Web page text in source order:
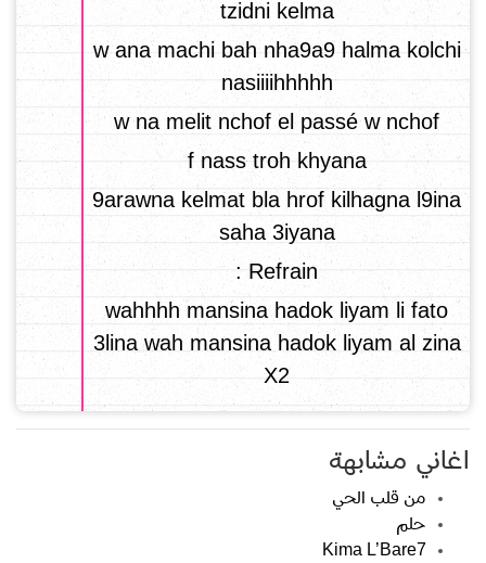
tzidni kelma
w ana machi bah nha9a9 halma kolchi
nasiiiihhhhh
w na melit nchof el passé w nchof
f nass troh khyana
9arawna kelmat bla hrof kilhagna l9ina
saha 3iyana
Refrain :
wahhhh mansina hadok liyam li fato
3lina wah mansina hadok liyam al zina
X2
اغاني مشابهة
من قلب الحي
حلم
Kima L’Bare7